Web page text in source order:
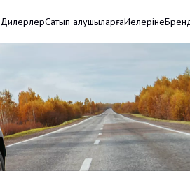
ДилерлерСатып алушыларғаИелеріне